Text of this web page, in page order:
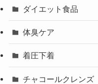
ダイエット食品
体臭ケア
着圧下着
チャコールクレンズ